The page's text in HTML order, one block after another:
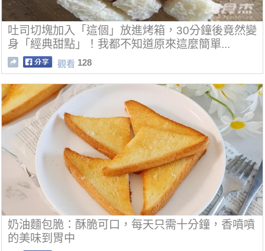
吐司切塊加入「這個」放進烤箱，30分鐘後竟然變
身「經典甜點」！我都不知道原來這麼簡單...
觀看 128
奶油麵包脆：酥脆可口，每天只需十分鐘，香噴噴
的美味到胃中